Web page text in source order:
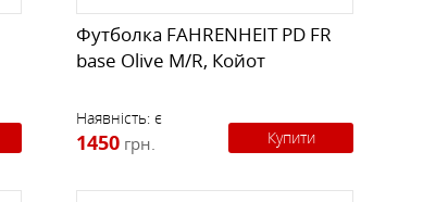
Футболка FAHRENHEIT PD FR
base Olive M/R, Койот
Наявність: є
1450 грн. Купити